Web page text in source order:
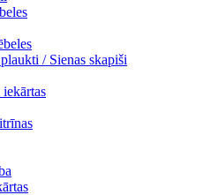
/ Sienas skapiši
iekārtas